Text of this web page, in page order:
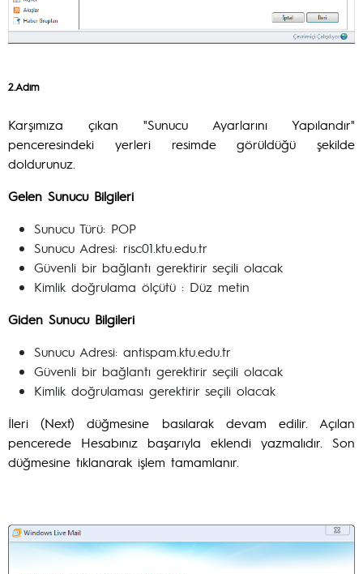
2.Adım
Karşımıza çıkan "Sunucu Ayarlarını Yapılandır"
penceresindeki yerleri resimde görüldüğü şekilde
doldurunuz.
Gelen Sunucu Bilgileri
Sunucu Türü: POP
Sunucu Adresi: risc01.ktu.edu.tr
Güvenli bir bağlantı gerektirir seçili olacak
Kimlik doğrulama ölçütü : Düz metin
Giden Sunucu Bilgileri
Sunucu Adresi: antispam.ktu.edu.tr
Güvenli bir bağlantı gerektirir seçili olacak
Kimlik doğrulaması gerektirir seçili olacak
İleri (Next) düğmesine basılarak devam edilir. Açılan
pencerede Hesabınız başarıyla eklendi yazmalıdır. Son
düğmesine tıklanarak işlem tamamlanır.